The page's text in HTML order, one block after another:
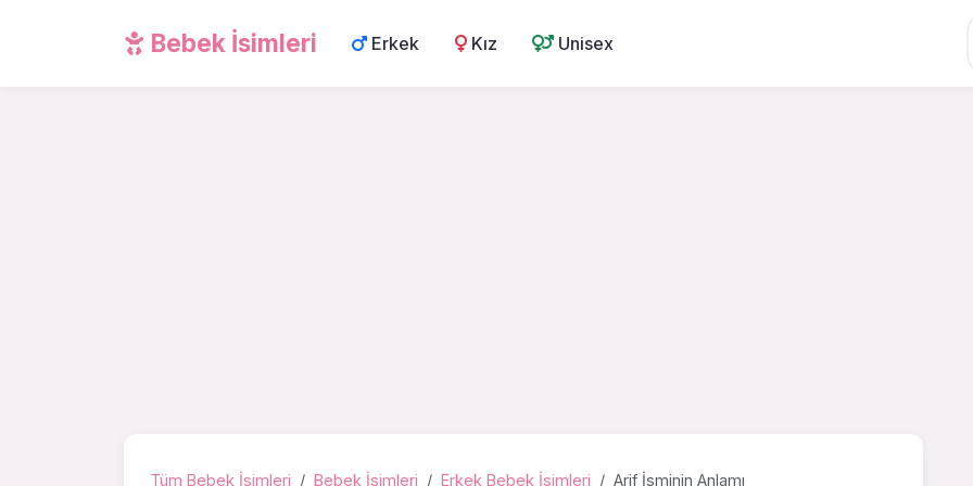
Bebek İsimleri Erkek Kız Unisex
Tüm Bebek İsimleri Bebek İsimleri Erkek Bebek İsimleri Arif İsminin Anlamı